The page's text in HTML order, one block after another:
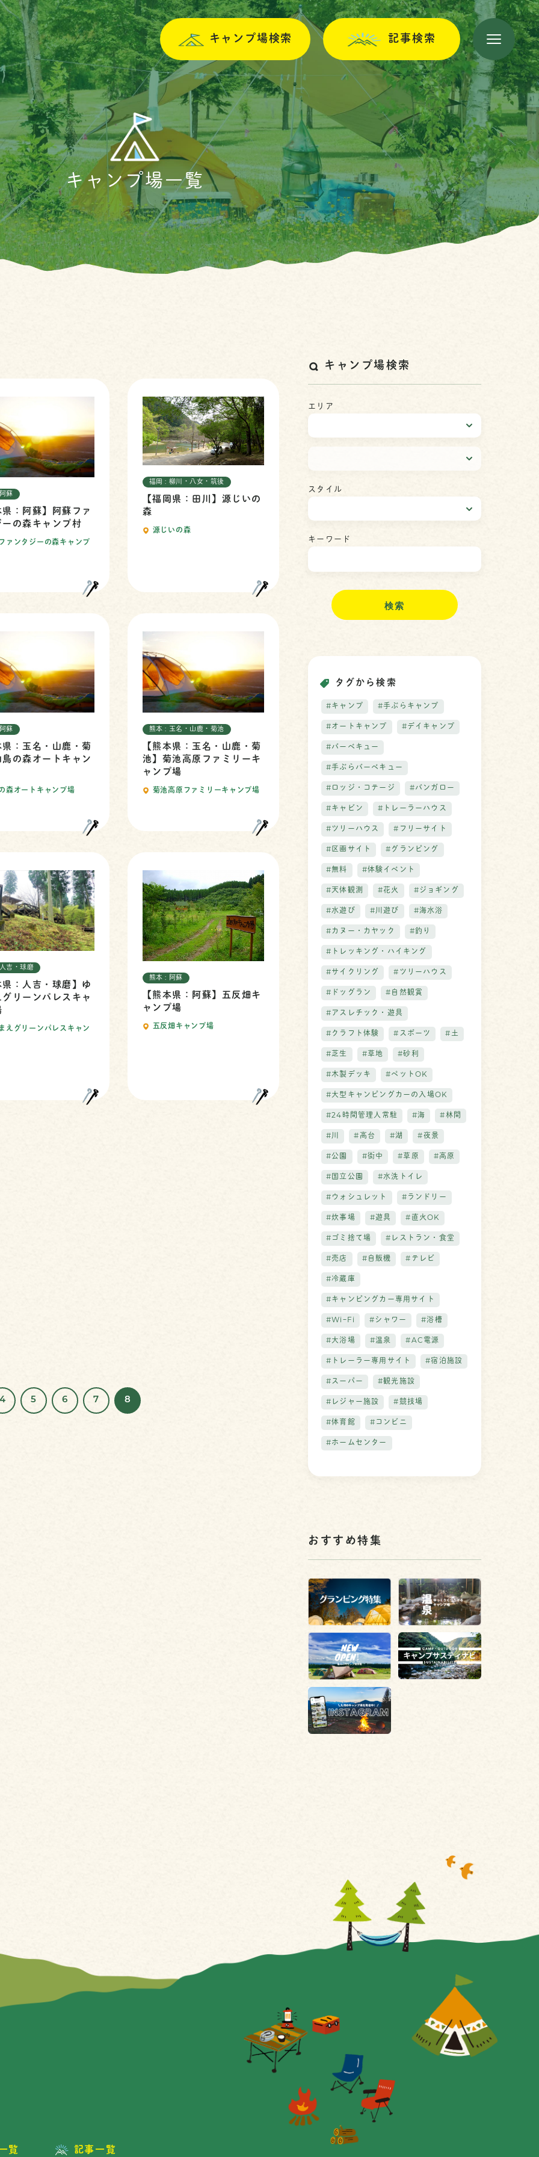
キャンプ場検索 記事検索
キャンプ場一覧
蘇
県：阿蘇】阿蘇ファ
ーの森キャンプ村
ァンタジーの森キャンプ
福岡 : 柳川・八女・筑後
【福岡県：田川】源じいの
森
源じいの森
蘇
県：玉名・山鹿・菊
鳥の森オートキャン
森オートキャンプ場
熊本 : 玉名・山鹿・菊池
【熊本県：玉名・山鹿・菊
池】菊池高原ファミリーキ
ャンプ場
菊池高原ファミリーキャンプ場
吉・球磨
県：人吉・球磨】ゆ
グリーンパレスキャ
えグリーンパレスキャン
熊本 : 阿蘇
【熊本県：阿蘇】五反畑キ
ャンプ場
五反畑キャンプ場
5 6 7 8
キャンプ場検索
エリア
スタイル
キーワード
検
タグから検索
#キャンプ #手ぶらキャンプ
#オートキャンプ #デイキャンプ
#バーベキュー
#手ぶらバーベキュー
#ロッジ・コテージ #バンガロー
#キャビン #トレーラーハウス
#ツリーハウス #フリーサイト
#区画サイト #グランピング
#無料 #体験イベント
#天体観測 #花火 #ジョギング
#水遊び #川遊び #海水浴
#カヌー・カヤック #釣り
#トレッキング・ハイキング
#サイクリング #ツリーハウス
#ドッグラン #自然観賞
#アスレチック・遊具
#クラフト体験 #スポーツ #土
#芝生 #草地 #砂利
#木製デッキ #ペットOK
#大型キャンピングカーの入場OK
#24時間管理人常駐 #海 #林間
#川 #高台 #湖 #夜景
#公園 #街中 #草原 #高原
#国立公園 #水洗トイレ
#ウォシュレット #ランドリー
#炊事場 #遊具 #直火OK
#ゴミ捨て場 #レストラン・食堂
#売店 #自販機 #テレビ
#冷蔵庫
#キャンピングカー専用サイト
#WiｰFi #シャワー #浴槽
#大浴場 #温泉 #AC電源
#トレーラー専用サイト #宿泊施設
#スーパー #観光施設
#レジャー施設 #競技場
#体育館 #コンビニ
#ホームセンター
おすすめ特集
覧 記事一覧